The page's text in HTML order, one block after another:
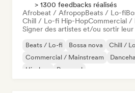
> 1300 feedbacks réalisés
Afrobeat / AfropopBeats / Lo-fi
Chill / Lo-fi Hip-HopCommercial /
Signer des artistes et/ou sortir leur
Beats / Lo-fi Bossa nova
Chill /
Commercial / Mainstream
Hip-hop
Pop soul